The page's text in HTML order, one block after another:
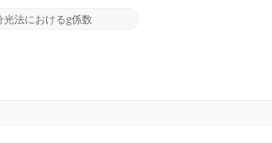
光法におけるg係数